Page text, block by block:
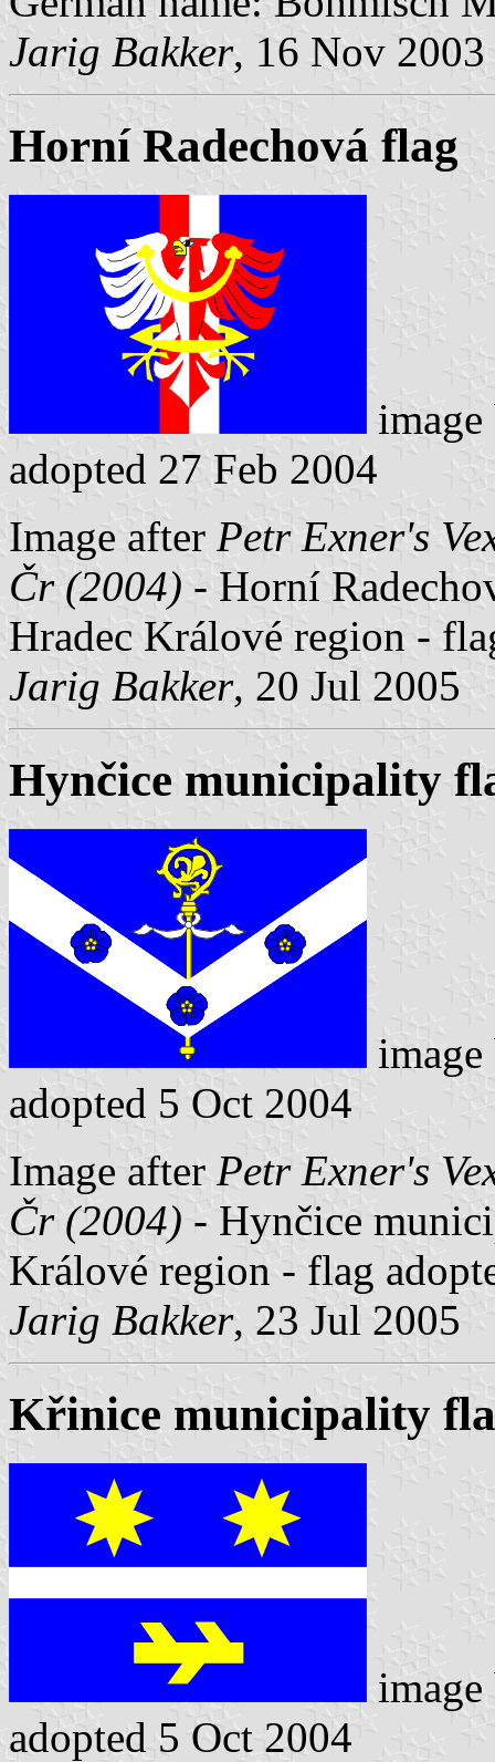
Jarig Bakker, 16 Nov 2003
Horní Radechová flag
adopted 27 Feb 2004
Image after Petr Exner's
Čr (2004) - Horní
Hradec Králové region -
Jarig Bakker, 20 Jul 2005
Hynčice municipality
adopted 5 Oct 2004
Image after Petr Exner's
Čr (2004) - Hynčice
Králové region - flag
Jarig Bakker, 23 Jul 2005
Křinice municipality
adopted 5 Oct 2004